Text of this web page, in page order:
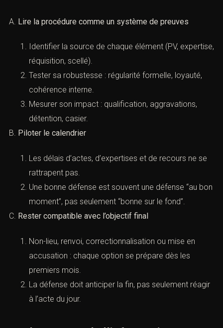
A. Lire la procédure comme un système de preuves
Identifier la source de chaque élément (PV, expertise,
réquisition, scellé).
Tester sa robustesse : régularité formelle, loyauté,
cohérence interne.
Mesurer son impact : qualification, aggravations,
détention, casier.
B. Piloter le calendrier
Les délais d’actes, d’expertises et de recours ne se
rattrapent pas.
Une bonne défense est souvent une défense “au bon
moment”, pas seulement “bonne sur le fond”.
C. Rester compatible avec l’objectif final
Non-lieu, renvoi, correctionnalisation ou mise en
accusation : chaque option se prépare dès les
premiers mois.
La défense doit anticiper la fin, pas seulement réagir
à l’acte du jour.